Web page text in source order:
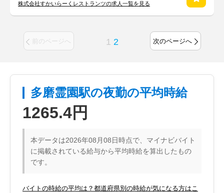
株式会社すかいらーくレストランツの求人一覧を見る
前のページへ 1 2 次のページへ
多磨霊園駅の夜勤の平均時給
1265.4円
本データは2026年08月08日時点で、マイナビバイト
に掲載されている給与から平均時給を算出したもの
です。
バイトの時給の平均は？都道府県別の時給が気になる方はこ